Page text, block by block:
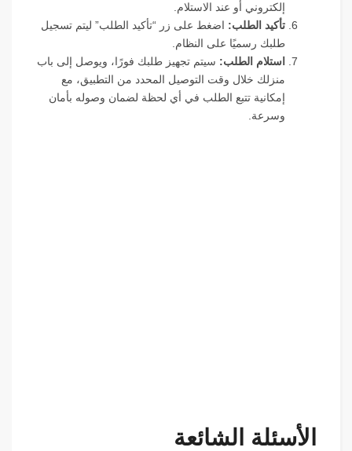
إلكتروني أو عند الاستلام.
تأكيد الطلب: اضغط على زر “تأكيد الطلب” ليتم تسجيل
طلبك رسميًا على النظام.
استلام الطلب: سيتم تجهيز طلبك فورًا، ويوصل إلى باب
منزلك خلال وقت التوصيل المحدد من التطبيق، مع
إمكانية تتبع الطلب في أي لحظة لضمان وصوله بأمان
وسرعة.
الأسئلة الشائعة